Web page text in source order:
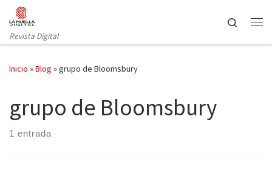
Saltar al contenido
Revista Digital
Search
Inicio »Blog »grupo de Bloomsbury
grupo de Bloomsbury
1 entrada